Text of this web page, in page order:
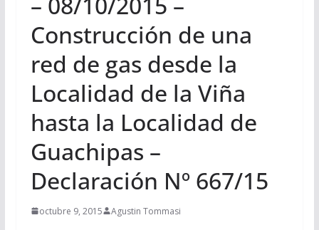
Construcción de una
red de gas desde la
Localidad de la Viña
hasta la Localidad de
Guachipas –
Declaración Nº 667/15
octubre 9, 2015 Agustin Tommasi